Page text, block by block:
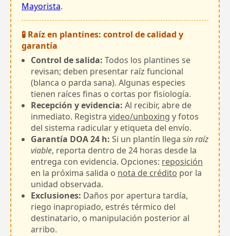
Mayorista.
🧪 Raíz en plantines: control de calidad y
garantía
Control de salida: Todos los plantines se
revisan; deben presentar raíz funcional
(blanca o parda sana). Algunas especies
tienen raíces finas o cortas por fisiología.
Recepción y evidencia: Al recibir, abre de
inmediato. Registra video/unboxing y fotos
del sistema radicular y etiqueta del envío.
Garantía DOA 24 h: Si un plantín llega sin raíz
viable, reporta dentro de 24 horas desde la
entrega con evidencia. Opciones: reposición
en la próxima salida o nota de crédito por la
unidad observada.
Exclusiones: Daños por apertura tardía,
riego inapropiado, estrés térmico del
destinatario, o manipulación posterior al
arribo.